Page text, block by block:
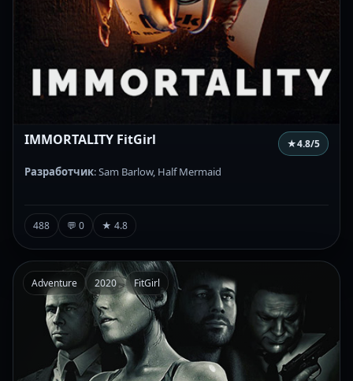
IMMORTALITY FitGirl ★4.8/5
Разработчик: Sam Barlow, Half Mermaid
488 💬 0 ★ 4.8
Adventure 2020 FitGirl